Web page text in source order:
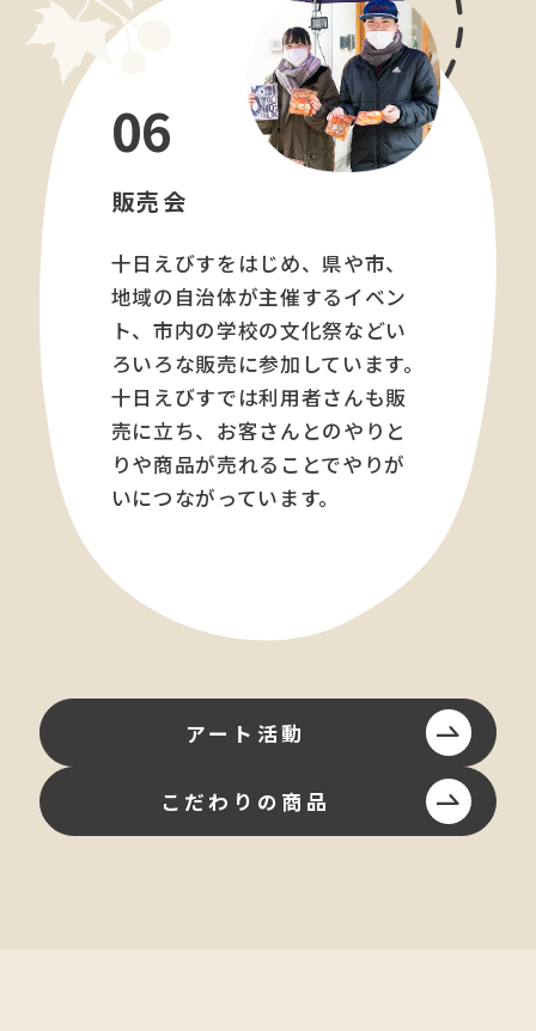
06
販売会
十日えびすをはじめ、県や市、
地域の自治体が主催するイベン
ト、市内の学校の文化祭などい
ろいろな販売に参加しています。
十日えびすでは利用者さんも販
売に立ち、お客さんとのやりと
りや商品が売れることでやりが
いにつながっています。
アート活動
こだわりの商品